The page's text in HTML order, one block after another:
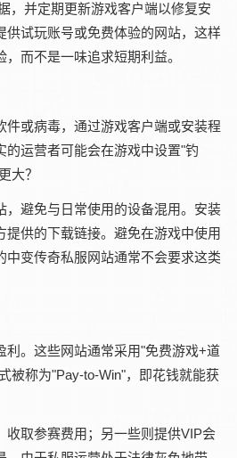
，并定期更新游戏客户端以修复安
试玩账号或免费体验的网站，这样
而不是一味追求短期利益。
或病毒，通过游戏客户端或安装程
运营者可能会在游戏中设置"钓
大？
避免与日常使用的设备混用。安装
供的下载链接。避免在游戏中使用
变传奇私服网站通常不会要求这类
。这些网站通常采用"免费游戏+道
被称为"Pay-to-Win"，即花钱就能获
收取参赛费用；另一些则提供VIP会